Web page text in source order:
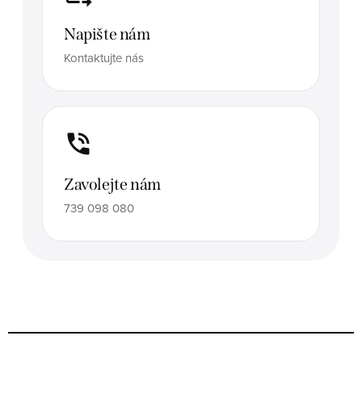
Napište nám
Kontaktujte nás
Zavolejte nám
739 098 080